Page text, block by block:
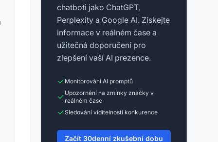
chatboti jako ChatGPT,
Perplexity a Google AI. Získejte
informace v reálném čase a
užitečná doporučení pro
zlepšení vaší AI prezence.
Monitorování AI promptů
Upozornění na zmínky značky v
reálném čase
Sledování viditelnosti konkurence
Začít 30denní zkušební dobu